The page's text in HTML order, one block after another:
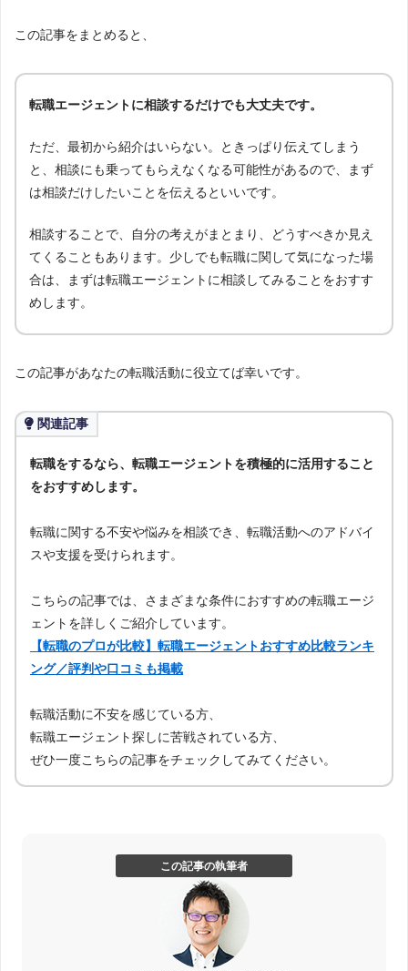
この記事をまとめると、
転職エージェントに相談するだけでも大丈夫です。
ただ、最初から紹介はいらない。ときっぱり伝えてしまう
と、相談にも乗ってもらえなくなる可能性があるので、まず
は相談だけしたいことを伝えるといいです。
相談することで、自分の考えがまとまり、どうすべきか見え
てくることもあります。少しでも転職に関して気になった場
合は、まずは転職エージェントに相談してみることをおすす
めします。
この記事があなたの転職活動に役立てば幸いです。
関連記事
転職をするなら、転職エージェントを積極的に活用すること
をおすすめします。
転職に関する不安や悩みを相談でき、転職活動へのアドバイ
スや支援を受けられます。
こちらの記事では、さまざまな条件におすすめの転職エージ
ェントを詳しくご紹介しています。
【転職のプロが比較】転職エージェントおすすめ比較ランキ
ング／評判や口コミも掲載
転職活動に不安を感じている方、
転職エージェント探しに苦戦されている方、
ぜひ一度こちらの記事をチェックしてみてください。
この記事の執筆者